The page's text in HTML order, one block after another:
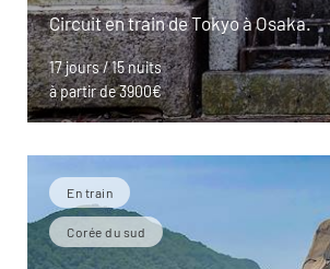
Circuit en train de Tokyo à Osaka.
17 jours / 15 nuits
à partir de 3900€
En train
Corée du sud